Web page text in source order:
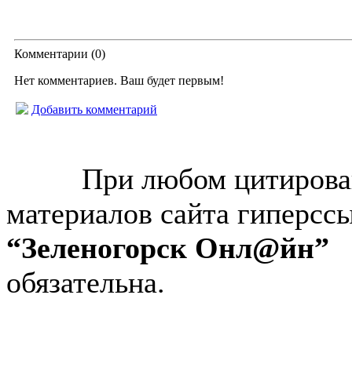
Комментарии (0)
Нет комментариев. Ваш будет первым!
Добавить комментарий
При любом
материалов сайта
“Зеленогорск Онл@йн”
обязательна.